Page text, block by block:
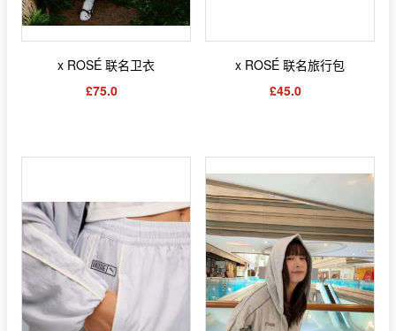
x ROSÉ 联名卫衣
£75.0
x ROSÉ 联名旅行包
£45.0